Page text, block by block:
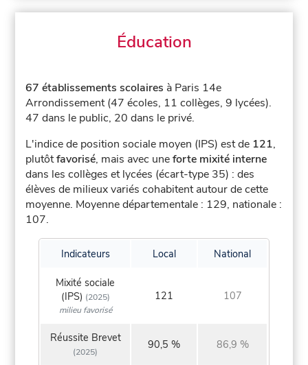
Éducation
67 établissements scolaires à Paris 14e
Arrondissement (47 écoles, 11 collèges, 9 lycées).
47 dans le public, 20 dans le privé.
L'indice de position sociale moyen (IPS) est de 121,
plutôtfavorisé, mais avec uneforte mixité interne
dans les collèges et lycées (écart-type 35) : des
élèves de milieux variés cohabitent autour de cette
moyenne. Moyenne départementale : 129, nationale :
107.
Indicateurs Local National
Mixité sociale
(IPS) (2025)
milieu favorisé
121 107
Réussite Brevet
(2025)
90,5 % 86,9 %